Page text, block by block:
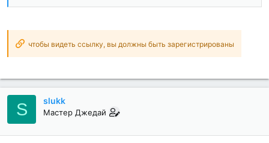
чтобы видеть ссылку, вы должны быть зарегистрированы
S slukk
Мастер Джедай